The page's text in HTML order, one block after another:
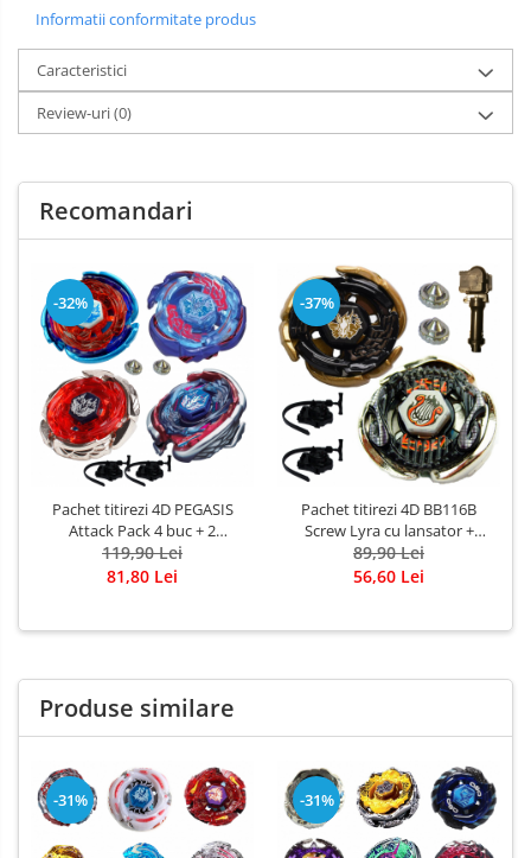
Informatii conformitate produs
Caracteristici
Review-uri(0)
Recomandari
-32%
Pachet titirezi 4D PEGASIS
Attack Pack 4 buc + 2
lansatoare + 2 varfuri
metalice: BB105 Big Bang,
119,90 Lei
81,80 Lei
-37%
Pachet titirezi 4D BB116B
Screw Lyra cu lansator +
W103R2F Galaxy Pegasis cu
lansator + maner ergonomic
89,90 Lei
56,60 Lei
Produse similare
-31% -31%